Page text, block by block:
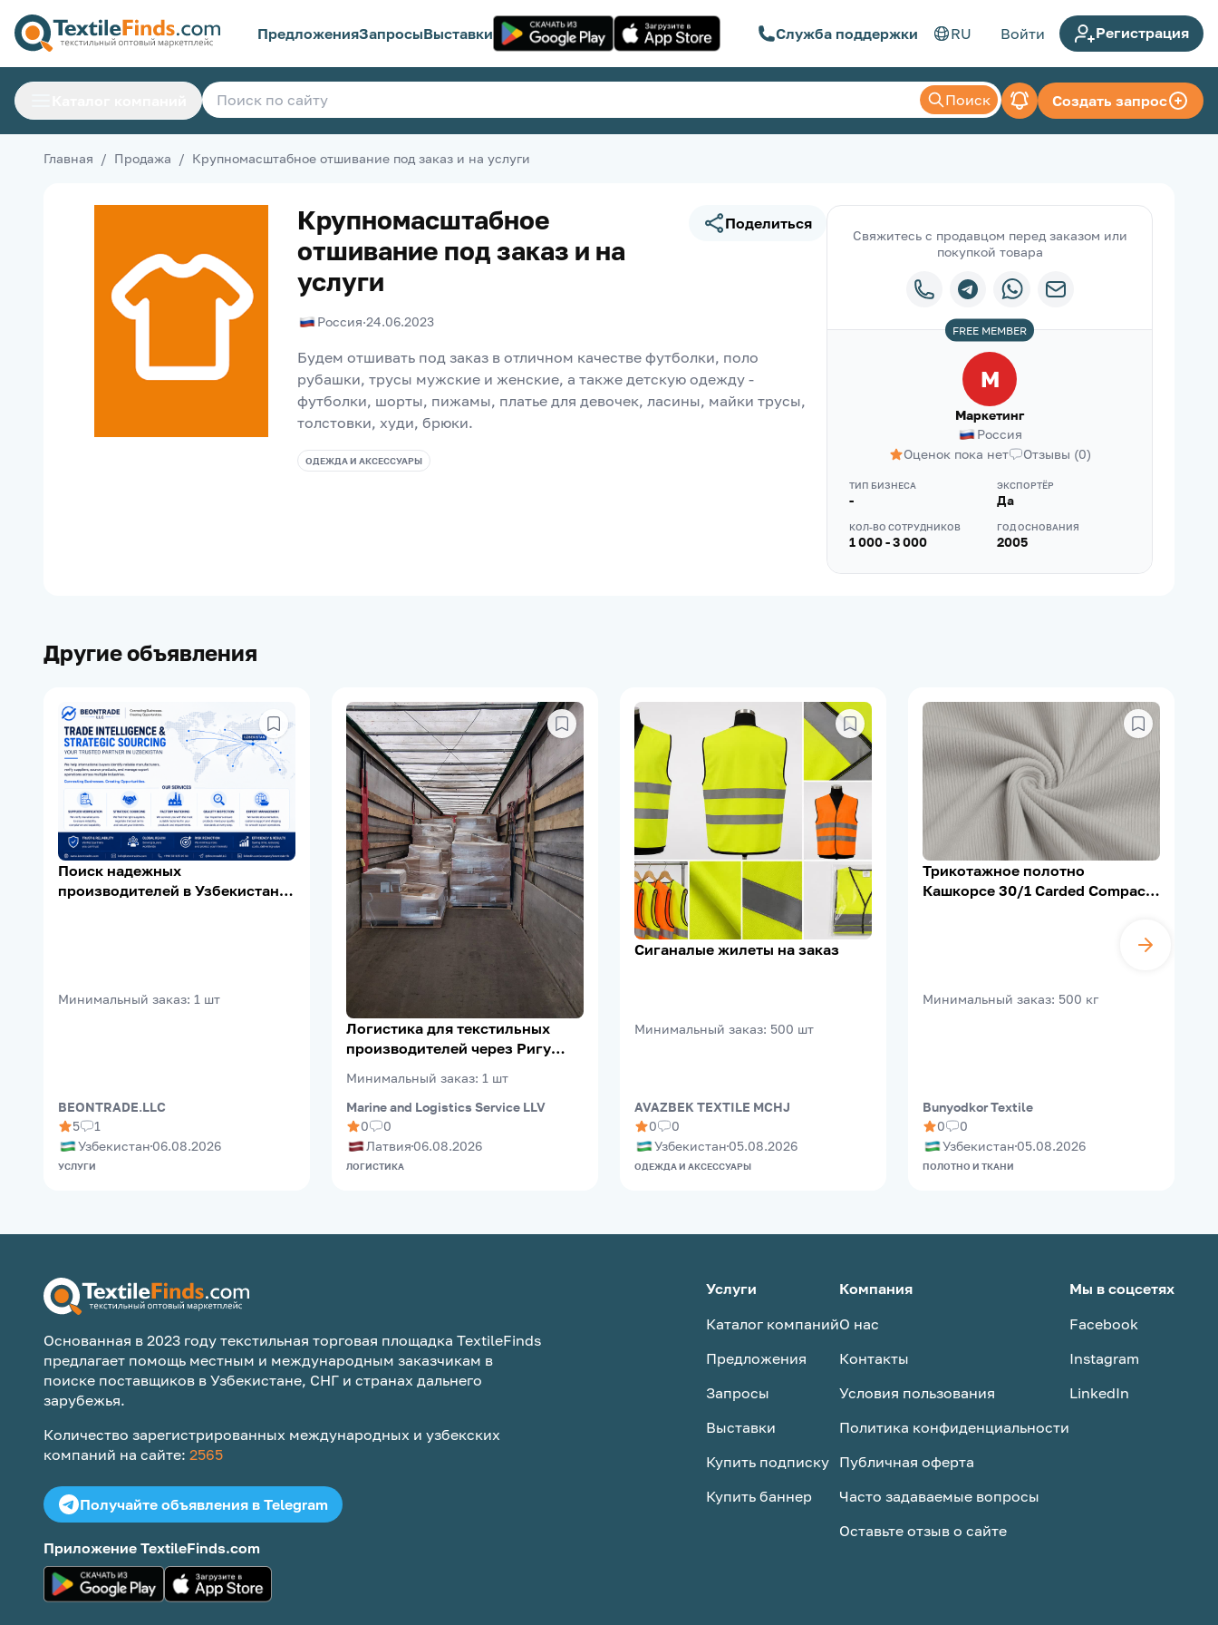
ПредложенияЗапросыВыставки Служба поддержки RU Войти Регистрация
Поиск Создать запрос
Главная / Продажа / Крупномасштабное отшивание под заказ и на услуги
Крупномасштабное
отшивание под заказ и на
услуги
Поделиться
Россия·24.06.2023
Будем отшивать под заказ в отличном качестве футболки, поло
рубашки, трусы мужские и женские, а также детскую одежду -
футболки, шорты, пижамы, платье для девочек, ласины, майки трусы,
толстовки, худи, брюки.
ОДЕЖДА И АКСЕССУАРЫ
Свяжитесь с продавцом перед заказом или
покупкой товара
М
Маркетинг
Россия
Оценок пока нет
Отзывы (0)
ТИП БИЗНЕСА
-
ЭКСПОРТЁР
Да
КОЛ-ВО СОТРУДНИКОВ
1 000 - 3 000
ГОД ОСНОВАНИЯ
2005
FREE MEMBER
Другие объявления
Поиск надежных
производителей в Узбекистане |
Минимальный заказ: 1 шт
BEONTRADE.LLC
5
1
Узбекистан 06.08.2026
УСЛУГИ
Логистика для текстильных
производителей через Ригу
Минимальный заказ: 1 шт
Marine and Logistics Service LLV
0
0
Латвия 06.08.2026
ЛОГИСТИКА
Сиганалые жилеты на заказ
Минимальный заказ: 500 шт
AVAZBEK TEXTILE MCHJ
0
0
Узбекистан 05.08.2026
ОДЕЖДА И АКСЕССУАРЫ
Трикотажное полотно
Кашкорсе 30/1 Carded Compact,
Минимальный заказ: 500 кг
Bunyodkor Textile
0
0
Узбекистан 05.08.2026
ПОЛОТНО И ТКАНИ
Основанная в 2023 году текстильная торговая площадка TextileFinds
предлагает помощь местным и международным заказчикам в
поиске поставщиков в Узбекистане, СНГ и странах дальнего
зарубежья.
Количество зарегистрированных международных и узбекских
компаний на сайте: 2565
Получайте объявления в Telegram
Приложение TextileFinds.com
Услуги
Каталог компаний
Предложения
Запросы
Выставки
Купить подписку
Купить баннер
Компания
О нас
Контакты
Условия пользования
Политика конфиденциальности
Публичная оферта
Часто задаваемые вопросы
Оставьте отзыв о сайте
Мы в соцсетях
Facebook
Instagram
LinkedIn